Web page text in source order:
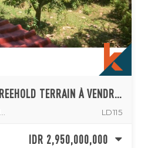
OCEAN VIEW SPACIOUS FREEHOLD TERRAIN À VENDRE À LOVINA
Lovina, North Bali, Buleleng LD115
IDR 2,950,000,000